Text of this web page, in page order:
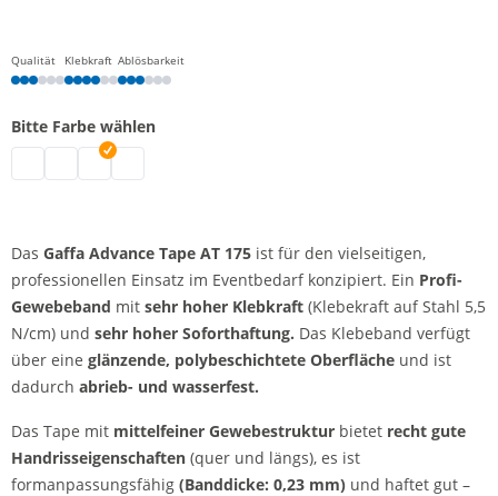
Qualität Klebkraft Ablösbarkeit
Bitte Farbe wählen
Gaffa AT 175 | schwarz
Gaffa AT 175 | weiß
Gaffa AT 175 | silber
Gaffa AT 175 | rot
Das Gaffa Advance Tape AT 175 ist für den vielseitigen,
professionellen Einsatz im Eventbedarf konzipiert. Ein Profi-
Gewebeband mit sehr hoher Klebkraft (Klebekraft auf Stahl 5,5
N/cm) und sehr hoher Soforthaftung. Das Klebeband verfügt
über eine glänzende, polybeschichtete Oberfläche und ist
dadurch abrieb- und wasserfest.
Das Tape mit mittelfeiner Gewebestruktur bietet recht gute
Handrisseigenschaften (quer und längs), es ist
formanpassungsfähig (Banddicke: 0,23 mm) und haftet gut –